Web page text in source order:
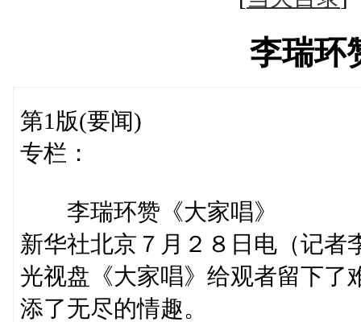
李瑞环
第1版(要闻)
专栏：
李瑞环赞《大家唱》
新华社北京７月２８日电（记者
光视盘《大家唱》给观者留下了
添了无尽的情趣。